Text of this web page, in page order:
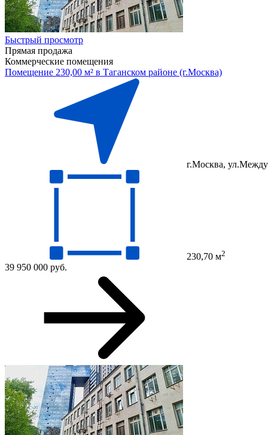
Быстрый просмотр
Прямая продажа
Коммерческие помещения
Помещение 230,00 м² в Таганском районе (г.Москва)
г.Москва,
230,70 м2
39 950 000 руб.